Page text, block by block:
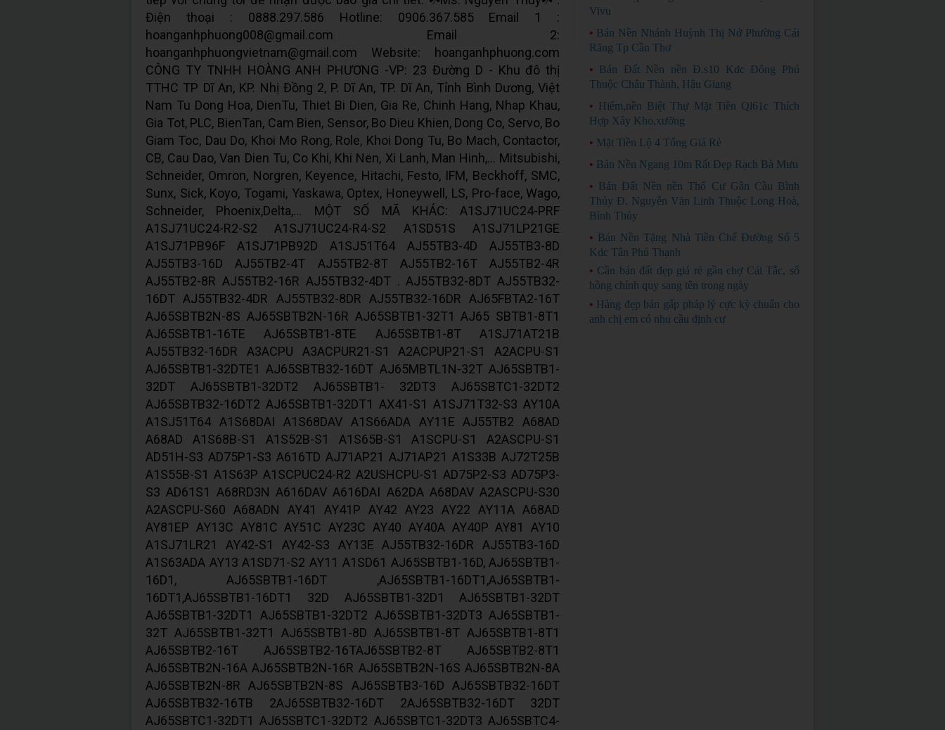
Điện thoại : 0888.297.586 Hotline: 0906.367.585 Email 1 :
hoanganhphuong008@gmail.com Email 2:
hoanganhphuongvietnam@gmail.com Website: hoanganhphuong.com
CÔNG TY TNHH HOÀNG ANH PHƯƠNG -VP: 23 Đường D - Khu đô thị
TTHC TP Dĩ An, KP. Nhị Đồng 2, P. Dĩ An, TP. Dĩ An, Tỉnh Bình Dương, Việt
Nam Tu Dong Hoa, DienTu, Thiet Bi Dien, Gia Re, Chinh Hang, Nhap Khau,
Gia Tot, PLC, BienTan, Cam Bien, Sensor, Bo Dieu Khien, Dong Co, Servo, Bo
Giam Toc, Dau Do, Khoi Mo Rong, Role, Khoi Dong Tu, Bo Mach, Contactor,
CB, Cau Dao, Van Dien Tu, Co Khi, Khi Nen, Xi Lanh, Man Hinh,... Mitsubishi,
Schneider, Omron, Norgren, Keyence, Hitachi, Festo, IFM, Beckhoff, SMC,
Sunx, Sick, Koyo, Togami, Yaskawa, Optex, Honeywell, LS, Pro-face, Wago,
Schneider, Phoenix,Delta,... MỘT SỐ MÃ KHÁC: A1SJ71UC24-PRF
A1SJ71UC24-R2-S2 A1SJ71UC24-R4-S2 A1SD51S A1SJ71LP21GE
A1SJ71PB96F A1SJ71PB92D A1SJ51T64 AJ55TB3-4D AJ55TB3-8D
AJ55TB3-16D AJ55TB2-4T AJ55TB2-8T AJ55TB2-16T AJ55TB2-4R
AJ55TB2-8R AJ55TB2-16R AJ55TB32-4DT . AJ55TB32-8DT AJ55TB32-
16DT AJ55TB32-4DR AJ55TB32-8DR AJ55TB32-16DR AJ65FBTA2-16T
AJ65SBTB2N-8S AJ65SBTB2N-16R AJ65SBTB1-32T1 AJ65 SBTB1-8T1
AJ65SBTB1-16TE AJ65SBTB1-8TE AJ65SBTB1-8T A1SJ71AT21B
AJ55TB32-16DR A3ACPU A3ACPUR21-S1 A2ACPUP21-S1 A2ACPU-S1
AJ65SBTB1-32DTE1 AJ65SBTB32-16DT AJ65MBTL1N-32T AJ65SBTB1-
32DT AJ65SBTB1-32DT2 AJ65SBTB1- 32DT3 AJ65SBTC1-32DT2
AJ65SBTB32-16DT2 AJ65SBTB1-32DT1 AX41-S1 A1SJ71T32-S3 AY10A
A1SJ51T64 A1S68DAI A1S68DAV A1S66ADA AY11E AJ55TB2 A68AD
A68AD A1S68B-S1 A1S52B-S1 A1S65B-S1 A1SCPU-S1 A2ASCPU-S1
AD51H-S3 AD75P1-S3 A616TD AJ71AP21 AJ71AP21 A1S33B AJ72T25B
A1S55B-S1 A1S63P A1SCPUC24-R2 A2USHCPU-S1 AD75P2-S3 AD75P3-
S3 AD61S1 A68RD3N A616DAV A616DAI A62DA A68DAV A2ASCPU-S30
A2ASCPU-S60 A68ADN AY41 AY41P AY42 AY23 AY22 AY11A A68AD
AY81EP AY13C AY81C AY51C AY23C AY40 AY40A AY40P AY81 AY10
A1SJ71LR21 AY42-S1 AY42-S3 AY13E AJ55TB32-16DR AJ55TB3-16D
A1S63ADA AY13 A1SD71-S2 AY11 A1SD61 AJ65SBTB1-16D, AJ65SBTB1-
16D1, AJ65SBTB1-16DT ,AJ65SBTB1-16DT1,AJ65SBTB1-
16DT1,AJ65SBTB1-16DT1 32D AJ65SBTB1-32D1 AJ65SBTB1-32DT
AJ65SBTB1-32DT1 AJ65SBTB1-32DT2 AJ65SBTB1-32DT3 AJ65SBTB1-
32T AJ65SBTB1-32T1 AJ65SBTB1-8D AJ65SBTB1-8T AJ65SBTB1-8T1
AJ65SBTB2-16T AJ65SBTB2-16TAJ65SBTB2-8T AJ65SBTB2-8T1
AJ65SBTB2N-16A AJ65SBTB2N-16R AJ65SBTB2N-16S AJ65SBTB2N-8A
AJ65SBTB2N-8R AJ65SBTB2N-8S AJ65SBTB3-16D AJ65SBTB32-16DT
AJ65SBTB32-16TB 2AJ65SBTB32-16DT 2AJ65SBTB32-16DT 32DT
AJ65SBTC1-32DT1 AJ65SBTC1-32DT2 AJ65SBTC1-32DT3 AJ65SBTC4-
Vivu
• Bán Nền Nhánh Huỳnh Thị Nở Phường Cái
Răng Tp Cần Thơ
• Bán Đất Nền nền Đ.s10 Kdc Đông Phú
Thuộc Châu Thành, Hậu Giang
• Hiếm,nền Biệt Thự Mặt Tiền Ql61c Thích
Hợp Xây Kho,xưỡng
• Mặt Tiền Lộ 4 Tổng Giá Rẻ
• Bán Nền Ngang 10m Rất Đẹp Rạch Bà Mưu
• Bán Đất Nền nền Thổ Cư Gần Cầu Bình
Thủy Đ. Nguyễn Văn Linh Thuộc Long Hoà,
Bình Thủy
• Bán Nền Tặng Nhà Tiền Chế Đường Số 5
Kdc Tân Phú Thạnh
• Cần bán đất đẹp giá rẻ gần chợ Cái Tắc, sổ
hồng chính quy sang tên trong ngày
• Hàng đẹp bán gấp pháp lý cực kỳ chuẩn cho
anh chị em có nhu cầu định cư